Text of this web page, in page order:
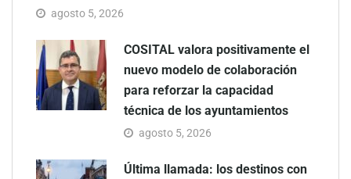
agosto 5, 2026
COSITAL valora positivamente el
nuevo modelo de colaboración
para reforzar la capacidad
técnica de los ayuntamientos
agosto 5, 2026
Última llamada: los destinos con